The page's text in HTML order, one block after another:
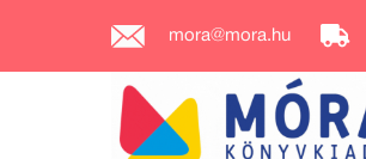
mora@mora.hu